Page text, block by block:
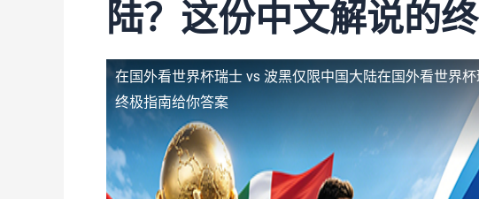
陆？这份中文解说的
在国外看世界杯瑞士 vs 波黑仅限中国大陆在国外看世界
终极指南给你答案